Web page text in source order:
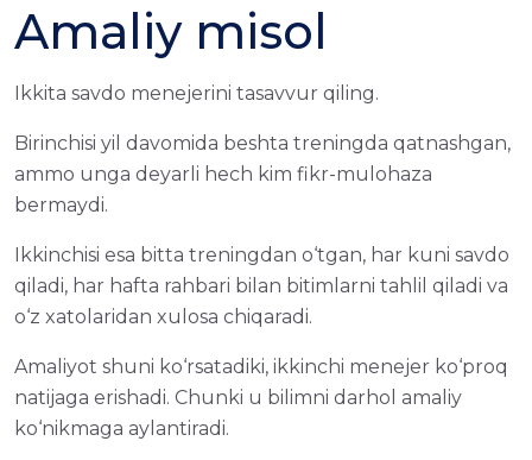
Amaliy misol
Ikkita savdo menejerini tasavvur qiling.
Birinchisi yil davomida beshta treningda qatnashgan,
ammo unga deyarli hech kim fikr-mulohaza
bermaydi.
Ikkinchisi esa bitta treningdan o‘tgan, har kuni savdo
qiladi, har hafta rahbari bilan bitimlarni tahlil qiladi va
o‘z xatolaridan xulosa chiqaradi.
Amaliyot shuni ko‘rsatadiki, ikkinchi menejer ko‘proq
natijaga erishadi. Chunki u bilimni darhol amaliy
ko‘nikmaga aylantiradi.